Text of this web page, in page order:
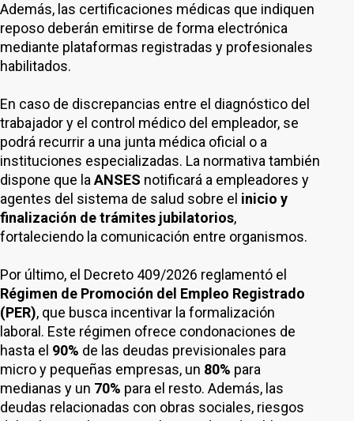
Además, las certificaciones médicas que indiquen
reposo deberán emitirse de forma electrónica
mediante plataformas registradas y profesionales
habilitados.
En caso de discrepancias entre el diagnóstico del
trabajador y el control médico del empleador, se
podrá recurrir a una junta médica oficial o a
instituciones especializadas. La normativa también
dispone que la ANSES notificará a empleadores y
agentes del sistema de salud sobre el inicio y
finalización de trámites jubilatorios,
fortaleciendo la comunicación entre organismos.
Por último, el Decreto 409/2026 reglamentó el
Régimen de Promoción del Empleo Registrado
(PER), que busca incentivar la formalización
laboral. Este régimen ofrece condonaciones de
hasta el 90% de las deudas previsionales para
micro y pequeñas empresas, un 80% para
medianas y un 70% para el resto. Además, las
deudas relacionadas con obras sociales, riesgos